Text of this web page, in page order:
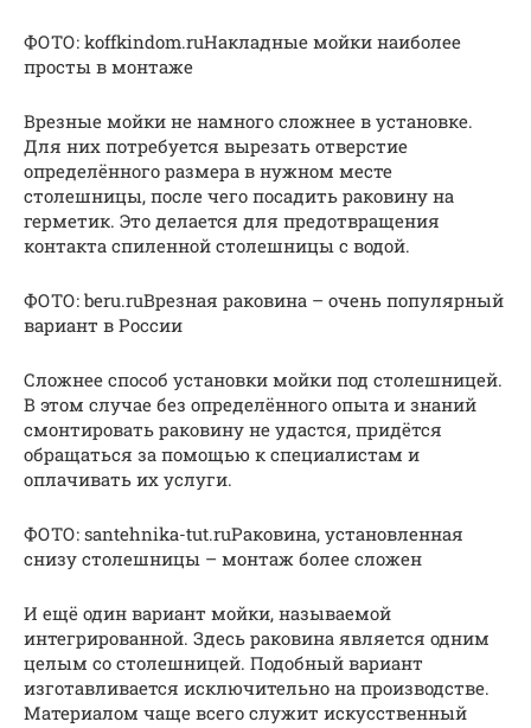
ФОТО: koffkindom.ruНакладные мойки наиболее
просты в монтаже
Врезные мойки не намного сложнее в установке.
Для них потребуется вырезать отверстие
определённого размера в нужном месте
столешницы, после чего посадить раковину на
герметик. Это делается для предотвращения
контакта спиленной столешницы с водой.
ФОТО: beru.ruВрезная раковина – очень популярный
вариант в России
Сложнее способ установки мойки под столешницей.
В этом случае без определённого опыта и знаний
смонтировать раковину не удастся, придётся
обращаться за помощью к специалистам и
оплачивать их услуги.
ФОТО: santehnika-tut.ruРаковина, установленная
снизу столешницы – монтаж более сложен
И ещё один вариант мойки, называемой
интегрированной. Здесь раковина является одним
целым со столешницей. Подобный вариант
изготавливается исключительно на производстве.
Материалом чаще всего служит искусственный